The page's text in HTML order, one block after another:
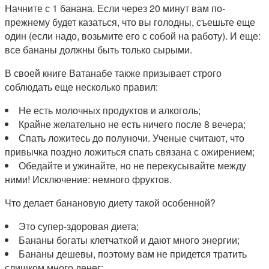
Начните с 1 банана. Если через 20 минут вам по-
прежнему будет казаться, что вы голодны, съешьте еще
один (если надо, возьмите его с собой на работу). И еще:
все бананы должны быть только сырыми.
В своей книге Ватанабе также призывает строго
соблюдать еще несколько правил:
Не есть молочных продуктов и алкоголь;
Крайне желательно не есть ничего после 8 вечера;
Спать ложитесь до полуночи. Ученые считают, что
привычка поздно ложиться спать связана с ожирением;
Обедайте и ужинайте, но не перекусывайте между
ними! Исключение: немного фруктов.
Что делает банановую диету такой особенной?
Это супер-здоровая диета;
Бананы богаты клетчаткой и дают много энергии;
Бананы дешевы, поэтому вам не придется тратить